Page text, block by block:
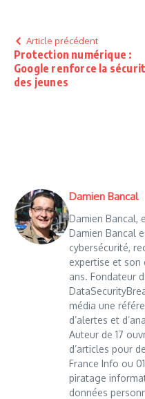
Article précédent
Protection numérique :
Google renforce la
des jeunes
Damien Bancal
Damien Bancal,
Damien Bancal
cybersécurité,
expertise et son
ans. Fondateur
média une
d’alertes et
Auteur de 17
d’articles pour
France Info ou
piratage
données